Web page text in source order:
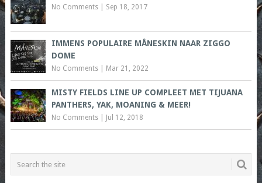
No Comments| Sep 18, 2017
IMMENS POPULAIRE MÅNESKIN NAAR ZIGGO
DOME
No Comments| Mar 21, 2022
MISTY FIELDS LINE UP COMPLEET MET TIJUANA
PANTHERS, YAK, MOANING & MEER!
No Comments| Jul 12, 2018